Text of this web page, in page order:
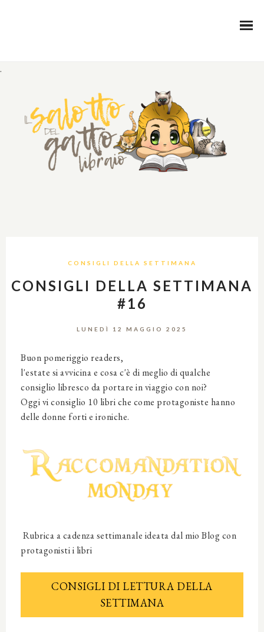
.
CONSIGLI DELLA SETTIMANA
CONSIGLI DELLA SETTIMANA
#16
LUNEDÌ 12 MAGGIO 2025
Buon pomeriggio readers,
l'estate si avvicina e cosa c'è di meglio di qualche
consiglio libresco da portare in viaggio con noi?
Oggi vi consiglio 10 libri che come protagoniste hanno
delle donne forti e ironiche.
Rubrica a cadenza settimanale ideata dal mio Blog con
protagonisti i libri
CONSIGLI DI LETTURA DELLA
SETTIMANA